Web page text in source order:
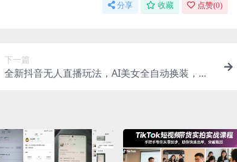
分享 收藏 点赞(0)
下一篇
全新抖音无人直播玩法，AI美女全自动换装，激